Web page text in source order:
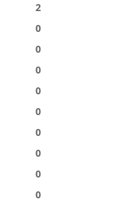
2
0
0
0
0
0
0
0
0
0